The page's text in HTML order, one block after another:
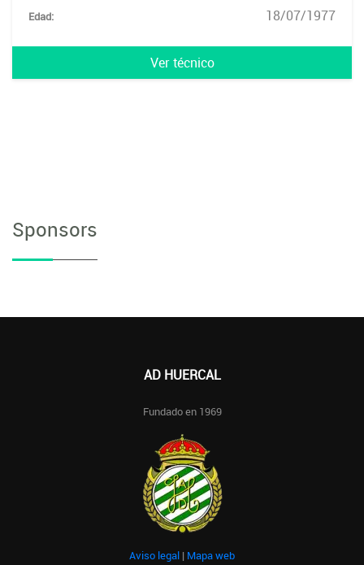
Edad: 18/07/1977
Ver técnico
Sponsors
AD HUERCAL
Fundado en 1969
Aviso legal | Mapa web